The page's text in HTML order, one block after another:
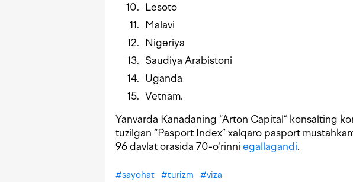
Lesoto
Malavi
Nigeriya
Saudiya Arabistoni
Uganda
Vetnam.
Yanvarda Kanadaning “Arton Capital” konsalting
tuzilgan “Pasport Index” xalqaro pasport
96 davlat orasida 70-o‘rinni egallagandi.
#sayohat #turizm #viza